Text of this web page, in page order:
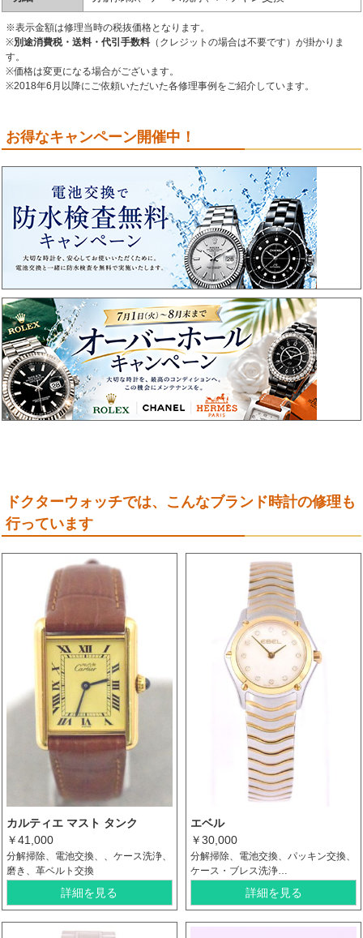
※表示金額は修理当時の税抜価格となります。
※別途消費税・送料・代引手数料 （クレジットの場合は不要です）が掛かりま
す。
※価格は変更になる場合がございます。
※2018年6月以降にご依頼いただいた各修理事例をご紹介しています。
お得なキャンペーン開催中！
ドクターウォッチでは、こんなブランド時計の修理も
行っています
カルティエ マスト タンク
￥41,000
分解掃除、電池交換、、ケース洗浄、
磨き、革ベルト交換
詳細を見る
エベル
￥30,000
分解掃除、電池交換、パッキン交換、
ケース・ブレス洗浄…
詳細を見る